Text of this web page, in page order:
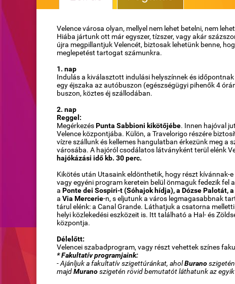
Velence városa olyan, mellyel nem lehet betelni, nem
Hiába jártunk ott már egyszer, tízszer, vagy akár
újra megpillantjuk Velencét, biztosak lehetünk benne,
meglepetést tartogat számunkra.
1. nap
Indulás a kiválasztott indulási helyszínnek és időpontnak
egy éjszaka az autóbuszon (egészségügyi pihenők 4
buszon, köztes éj szállodában.
2. nap
Reggel:
MegérkezésPunta Sabbioni kikötőjébe. Innen hajóval
Velence központjába. Külön, a Travelorigo részére
vízre szállunk és kellemes hangulatban érkezünk meg a
városába. A hajóról csodálatos látványként terül elénk
hajókázási idő kb. 30 perc.
Kikötés után Utasaink eldönthetik, hogy részt kívánnak-e
vagy egyéni program keretein belül önmaguk fedezik
a Ponte dei Sospiri-t (Sóhajok hídja), a Dózse Palotát,
a Via Mercerie-n, s eljutunk a város legmagasabbnak
tárul elénk: a Canal Grande. Láthatjuk a csatorna
helyi közlekedési eszközeit is. Itt található a Hal- és
központja.
Délelőtt:
Velencei szabadprogram, vagy részt vehettek színes
* Fakultatív programjaink:
- Ajánljuk a fakultatív szigettúránkat, aholBurano
majdMuranoszigetén rövid bemutatót láthatunk az